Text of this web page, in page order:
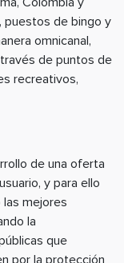
puestos de bingo y
omnicanal,
de puntos de
recreativos,
de una oferta
y para ello
mejores
la
que
por la protección